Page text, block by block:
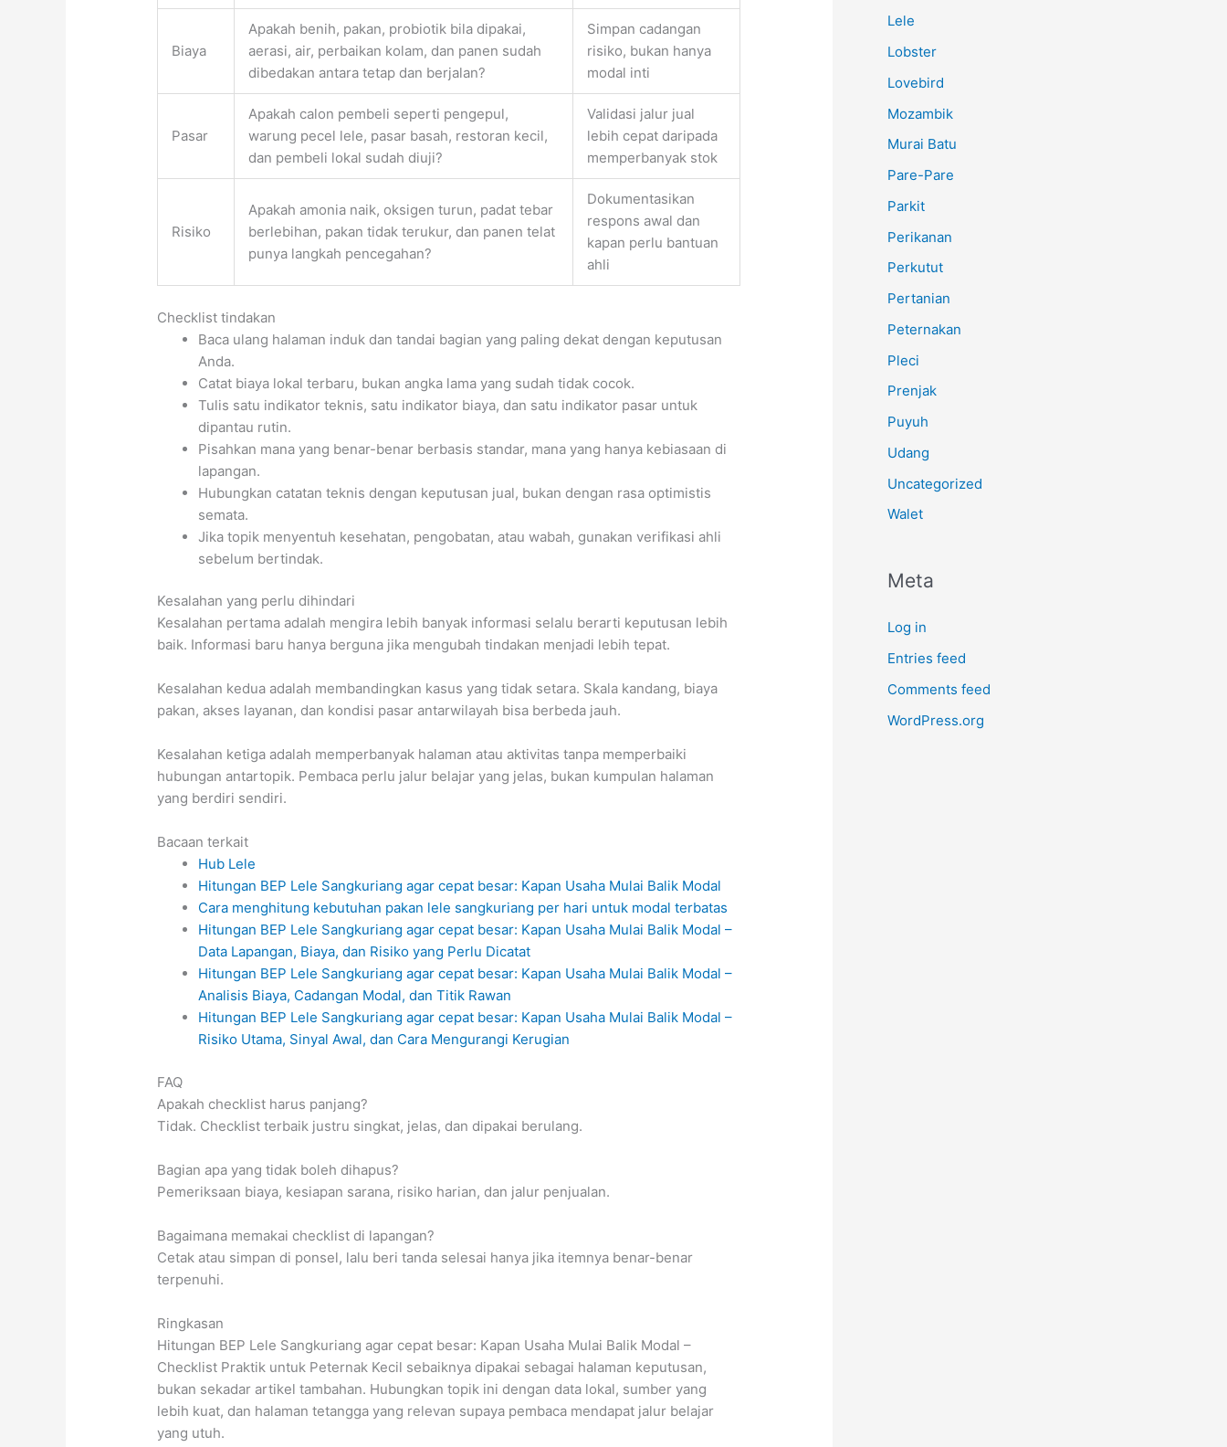
Biaya
Apakah benih, pakan, probiotik bila dipakai,
aerasi, air, perbaikan kolam, dan panen sudah
dibedakan antara tetap dan berjalan?
Simpan cadangan
risiko, bukan hanya
modal inti
Pasar
Apakah calon pembeli seperti pengepul,
warung pecel lele, pasar basah, restoran kecil,
dan pembeli lokal sudah diuji?
Validasi jalur jual
lebih cepat daripada
memperbanyak stok
Risiko
Apakah amonia naik, oksigen turun, padat tebar
berlebihan, pakan tidak terukur, dan panen telat
punya langkah pencegahan?
Dokumentasikan
respons awal dan
kapan perlu bantuan
ahli
Checklist tindakan
Baca ulang halaman induk dan tandai bagian yang paling dekat dengan keputusan
Anda.
Catat biaya lokal terbaru, bukan angka lama yang sudah tidak cocok.
Tulis satu indikator teknis, satu indikator biaya, dan satu indikator pasar untuk
dipantau rutin.
Pisahkan mana yang benar-benar berbasis standar, mana yang hanya kebiasaan di
lapangan.
Hubungkan catatan teknis dengan keputusan jual, bukan dengan rasa optimistis
semata.
Jika topik menyentuh kesehatan, pengobatan, atau wabah, gunakan verifikasi ahli
sebelum bertindak.
Kesalahan yang perlu dihindari
Kesalahan pertama adalah mengira lebih banyak informasi selalu berarti keputusan lebih
baik. Informasi baru hanya berguna jika mengubah tindakan menjadi lebih tepat.
Kesalahan kedua adalah membandingkan kasus yang tidak setara. Skala kandang, biaya
pakan, akses layanan, dan kondisi pasar antarwilayah bisa berbeda jauh.
Kesalahan ketiga adalah memperbanyak halaman atau aktivitas tanpa memperbaiki
hubungan antartopik. Pembaca perlu jalur belajar yang jelas, bukan kumpulan halaman
yang berdiri sendiri.
Bacaan terkait
Hub Lele
Hitungan BEP Lele Sangkuriang agar cepat besar: Kapan Usaha Mulai Balik Modal
Cara menghitung kebutuhan pakan lele sangkuriang per hari untuk modal terbatas
Hitungan BEP Lele Sangkuriang agar cepat besar: Kapan Usaha Mulai Balik Modal –
Data Lapangan, Biaya, dan Risiko yang Perlu Dicatat
Hitungan BEP Lele Sangkuriang agar cepat besar: Kapan Usaha Mulai Balik Modal –
Analisis Biaya, Cadangan Modal, dan Titik Rawan
Hitungan BEP Lele Sangkuriang agar cepat besar: Kapan Usaha Mulai Balik Modal –
Risiko Utama, Sinyal Awal, dan Cara Mengurangi Kerugian
FAQ
Apakah checklist harus panjang?
Tidak. Checklist terbaik justru singkat, jelas, dan dipakai berulang.
Bagian apa yang tidak boleh dihapus?
Pemeriksaan biaya, kesiapan sarana, risiko harian, dan jalur penjualan.
Bagaimana memakai checklist di lapangan?
Cetak atau simpan di ponsel, lalu beri tanda selesai hanya jika itemnya benar-benar
terpenuhi.
Ringkasan
Hitungan BEP Lele Sangkuriang agar cepat besar: Kapan Usaha Mulai Balik Modal –
Checklist Praktik untuk Peternak Kecil sebaiknya dipakai sebagai halaman keputusan,
bukan sekadar artikel tambahan. Hubungkan topik ini dengan data lokal, sumber yang
lebih kuat, dan halaman tetangga yang relevan supaya pembaca mendapat jalur belajar
yang utuh.
Lele
Lobster
Lovebird
Mozambik
Murai Batu
Pare-Pare
Parkit
Perikanan
Perkutut
Pertanian
Peternakan
Pleci
Prenjak
Puyuh
Udang
Uncategorized
Walet
Meta
Log in
Entries feed
Comments feed
WordPress.org